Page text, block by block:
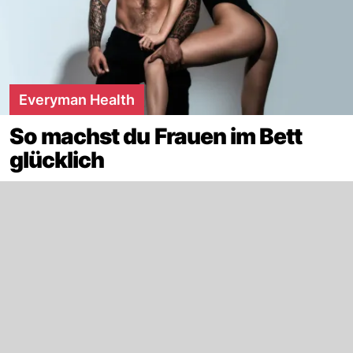
Everyman Health
So machst du Frauen im Bett
glücklich